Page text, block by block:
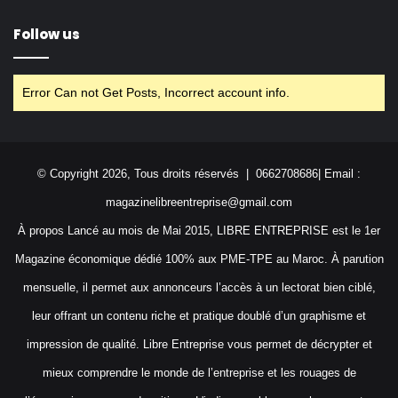
Follow us
Error Can not Get Posts, Incorrect account info.
© Copyright 2026, Tous droits réservés | 0662708686| Email :
magazinelibreentreprise@gmail.com
À propos Lancé au mois de Mai 2015, LIBRE ENTREPRISE est le 1er
Magazine économique dédié 100% aux PME-TPE au Maroc. À parution
mensuelle, il permet aux annonceurs l’accès à un lectorat bien ciblé,
leur offrant un contenu riche et pratique doublé d’un graphisme et
impression de qualité. Libre Entreprise vous permet de décrypter et
mieux comprendre le monde de l’entreprise et les rouages de